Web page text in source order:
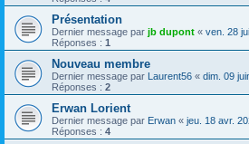
Présentation
Dernier message par jb dupont « ven. 28
Réponses : 1
Nouveau membre
Dernier message par Laurent56 « dim. 09
Réponses : 2
Erwan Lorient
Dernier message par Erwan « jeu. 18 avr.
Réponses : 4